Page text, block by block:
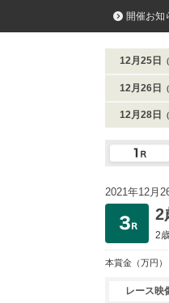
開催お知
12月25日
12月26日
12月28日
2021年12月
2
2
本賞金 （万円）
レース映